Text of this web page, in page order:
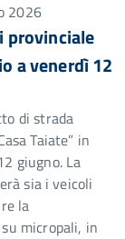
2026
provinciale
a venerdì 12
di strada
Taiate” in
giugno. La
sia i veicoli
la
micropali, in